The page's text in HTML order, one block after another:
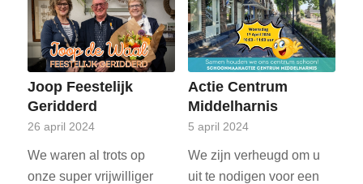
Joop Feestelijk
Geridderd
26 april 2024
We waren al trots op
onze super vrijwilliger
Actie Centrum
Middelharnis
5 april 2024
We zijn verheugd om u
uit te nodigen voor een